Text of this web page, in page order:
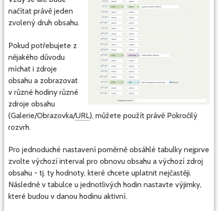
načítat právě jeden
zvolený druh obsahu.
Pokud potřebujete z
nějakého důvodu
míchat i zdroje
obsahu a zobrazovat
v různé hodiny různé
zdroje obsahu
(Galerie/Obrazovka/URL), můžete použít právě Pokročilý
rozvrh.
Pro jednoduché nastavení poměrně obsáhlé tabulky nejprve
zvolte výchozí interval pro obnovu obsahu a výchozí zdroj
obsahu - tj. ty hodnoty, které chcete uplatnit nejčastěji.
Následně v tabulce u jednotlivých hodin nastavte výjimky,
které budou v danou hodinu aktivní.